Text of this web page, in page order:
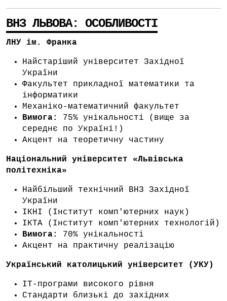
ВНЗ ЛЬВОВА: ОСОБЛИВОСТІ
ЛНУ ім. Франка
Найстаріший університет Західної
України
Факультет прикладної математики та
інформатики
Механіко-математичний факультет
Вимога:
75% унікальності (вище за
середнє по Україні!)
Акцент на теоретичну частину
Національний університет «Львівська
політехніка»
Найбільший технічний ВНЗ Західної
України
ІКНІ (Інститут комп'ютерних наук)
ІКТА (Інститут комп'ютерних технологій)
Вимога:
70% унікальності
Акцент на практичну реалізацію
Український католицький університет (УКУ)
IT-програми високого рівня
Стандарти близькі до західних